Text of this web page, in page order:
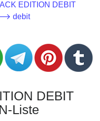
EDITION DEBIT
debit
DEBIT
Liste